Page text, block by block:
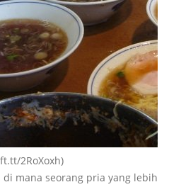
2RoXoxh)
mana seorang pria yang lebih